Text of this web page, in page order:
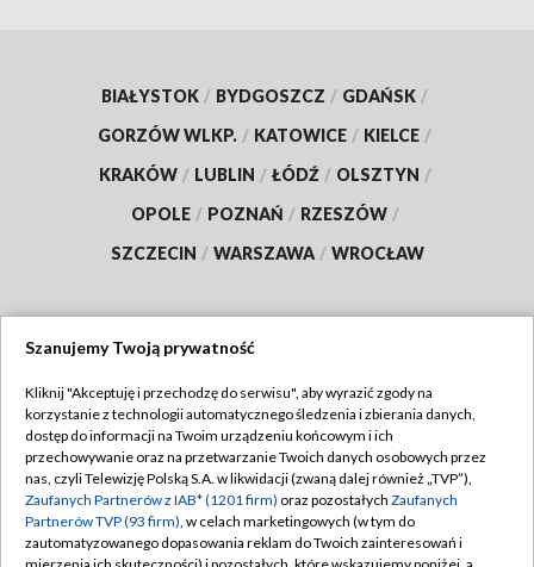
BIAŁYSTOK / BYDGOSZCZ / GDAŃSK /
GORZÓW WLKP. / KATOWICE / KIELCE /
KRAKÓW / LUBLIN / ŁÓDŹ / OLSZTYN /
OPOLE / POZNAŃ / RZESZÓW /
SZCZECIN / WARSZAWA / WROCŁAW
TVP
Abonament TVP
Emisja w TVP
Centrum informacji TVP
Regulamin TVP
Polityka prywatności
Moje zgody
Szanujemy Twoją prywatność
Kliknij "Akceptuję i przechodzę do serwisu", aby wyrazić zgody na
korzystanie z technologii automatycznego śledzenia i zbierania danych,
dostęp do informacji na Twoim urządzeniu końcowym i ich
przechowywanie oraz na przetwarzanie Twoich danych osobowych przez
nas, czyli Telewizję Polską S.A. w likwidacji (zwaną dalej również „TVP”),
Zaufanych Partnerów z IAB* (1201 firm) oraz pozostałych Zaufanych
Partnerów TVP (93 firm), w celach marketingowych (w tym do
zautomatyzowanego dopasowania reklam do Twoich zainteresowań i